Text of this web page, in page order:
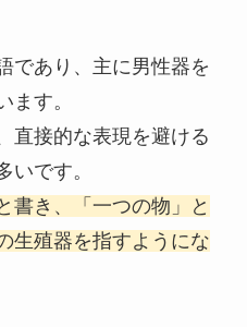
であり、主に男性器を
ます。
直接的な表現を避ける
いです。
書き、「一つの物」と
生殖器を指すようにな